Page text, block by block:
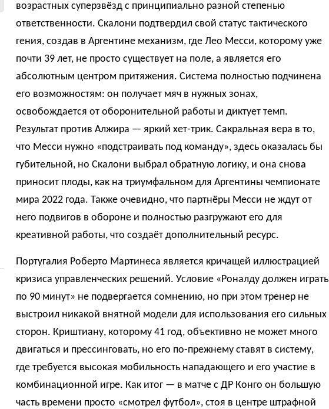
возрастных суперзвёзд с принципиально разной степенью
ответственности. Скалони подтвердил свой статус тактического
гения, создав в Аргентине механизм, где Лео Месси, которому уже
почти 39 лет, не просто существует на поле, а является его
абсолютным центром притяжения. Система полностью подчинена
его возможностям: он получает мяч в нужных зонах,
освобождается от оборонительной работы и диктует темп.
Результат против Алжира — яркий хет-трик. Сакральная вера в то,
что Месси нужно «подстраивать под команду», здесь оказалась бы
губительной, но Скалони выбрал обратную логику, и она снова
приносит плоды, как на триумфальном для Аргентины чемпионате
мира 2022 года. Также очевидно, что партнёры Месси не ждут от
него подвигов в обороне и полностью разгружают его для
креативной работы, что создаёт дополнительный ресурс.
Португалия Роберто Мартинеса является кричащей иллюстрацией
кризиса управленческих решений. Условие «Роналду должен играть
по 90 минут» не подвергается сомнению, но при этом тренер не
выстроил никакой внятной модели для использования его сильных
сторон. Криштиану, которому 41 год, объективно не может много
двигаться и прессинговать, но его по-прежнему ставят в систему,
где требуется высокая мобильность нападающего и его участие в
комбинационной игре. Как итог — в матче с ДР Конго он большую
часть времени просто «смотрел футбол», стоя в центре штрафной